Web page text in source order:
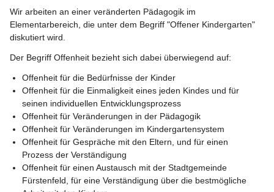
Wir arbeiten an einer veränderten Pädagogik im
Elementarbereich, die unter dem Begriff "Offener Kindergarten"
diskutiert wird.
Der Begriff Offenheit bezieht sich dabei überwiegend auf:
Offenheit für die Bedürfnisse der Kinder
Offenheit für die Einmaligkeit eines jeden Kindes und für
seinen individuellen Entwicklungsprozess
Offenheit für Veränderungen in der Pädagogik
Offenheit für Veränderungen im Kindergartensystem
Offenheit für Gespräche mit den Eltern, und für einen
Prozess der Verständigung
Offenheit für einen Austausch mit der Stadtgemeinde
Fürstenfeld, für eine Verständigung über die bestmögliche